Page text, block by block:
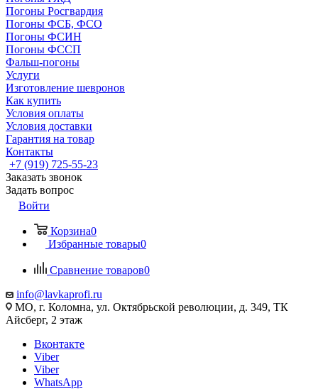
Погоны Росгвардия
Погоны ФСБ, ФСО
Погоны ФСИН
Погоны ФССП
Фальш-погоны
Услуги
Изготовление шевронов
Как купить
Условия оплаты
Условия доставки
Гарантия на товар
Контакты
+7 (919) 725-55-23
Заказать звонок
Задать вопрос
Войти
Корзина0
Избранные товары0
Сравнение товаров0
info@lavkaprofi.ru
МО, г. Коломна, ул. Октябрьской революции, д. 349, ТК
Айсберг, 2 этаж
Вконтакте
Viber
Viber
WhatsApp